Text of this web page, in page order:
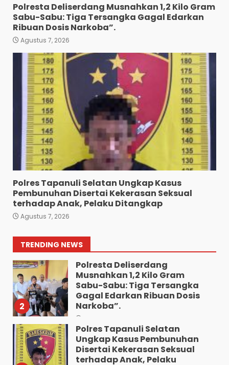
Polresta Deliserdang Musnahkan 1,2 Kilo Gram
Sabu-Sabu: Tiga Tersangka Gagal Edarkan
Ribuan Dosis Narkoba”.
Agustus 7, 2026
Polres Tapanuli Selatan Ungkap Kasus
Pembunuhan Disertai Kekerasan Seksual
terhadap Anak, Pelaku Ditangkap
Agustus 7, 2026
TRENDING NEWS
5
Bhabinkamtibmas Bersama
Babinsa Ringkus Bandar
Bawa 10 Butir Pil Ekstasi:
Mahasiswa Terpaksa
Nginap Dibalik Jeruji Besi
Polres Pematang Siantar.
Agustus 5, 2026
7
Pengedar 18 Butir Pil Ekstasi
Meringkuk Dibalik Jeruji Besi
Polres Pematang Siantar
1
Wujud Pelayanan Prima:
Kapolsek Pancurbatu
Kaki.
Agustus 8, 2026
2
Polresta Deliserdang
Musnahkan 1,2 Kilo Gram
Sabu-Sabu: Tiga Tersangka
Gagal Edarkan Ribuan Dosis
Narkoba”.
Polres Tapanuli Selatan
Ungkap Kasus Pembunuhan
Disertai Kekerasan Seksual
terhadap Anak, Pelaku